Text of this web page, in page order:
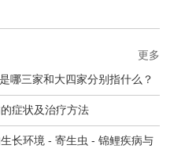
哪三家和大四家分别指什么？
症状及治疗方法
长环境 - 寄生虫 - 锦鲤疾病与
更多